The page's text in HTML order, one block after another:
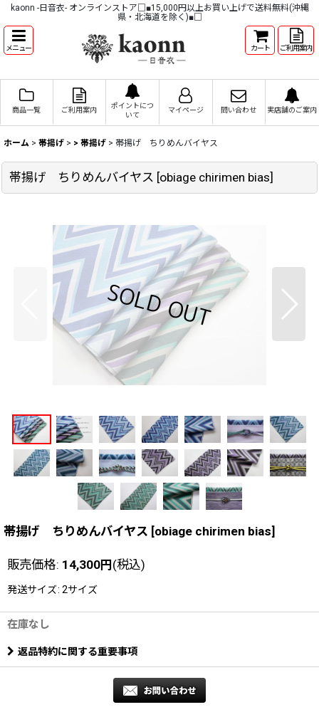
kaonn -日音衣- オンラインストア□■15,000円以上お買い上げで送料無料(沖縄
県・北海道を除く)■□
メニュー カート ご利用案内
商品一覧 ご利用案内
ポイントにつ
いて
マイページ 問い合わせ 実店舗のご案内
ホーム > 帯揚げ > > 帯揚げ > 帯揚げ ちりめんバイヤス
帯揚げ ちりめんバイヤス [obiage chirimen bias]
帯揚げ ちりめんバイヤス [obiage chirimen bias]
販売価格: 14,300円(税込)
発送サイズ: 2サイズ
在庫なし
返品特約に関する重要事項